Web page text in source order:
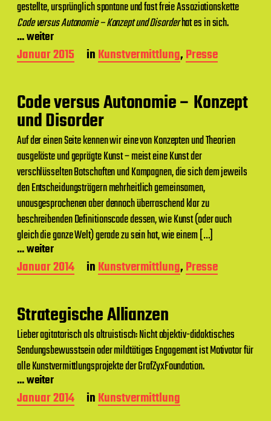
a
t
u
m
gestellte, ursprünglich spontane und fast freie Assoziationskette
Code versus Autonomie – Konzept und Disorderhat es in sich.
... weiter
B
e
t
r
a
g
s
d
a
t
u
m
Januar 2015 inKunstvermittlung,Presse
Code versus Autonomie – Konzept
und Disorder
Auf der einen Seite kennen wir eine von Konzepten und Theorien
ausgelöste und geprägte Kunst – meist eine Kunst der
verschlüsselten Botschaften und Kampagnen, die sich dem jeweils
den Entscheidungsträgern mehrheitlich gemeinsamen,
unausgesprochenen aber dennoch überraschend klar zu
beschreibenden Definitionscode dessen, wie Kunst (oder auch
gleich die ganze Welt) gerade zu sein hat, wie einem […]
... weiter
B
e
t
r
a
g
s
d
t
u
Januar 2014 inKunstvermittlung,Presse
Strategische Allianzen
Lieber agitatorisch als altruistisch: Nicht objektiv-didaktisches
Sendungsbewusstsein oder mildtätiges Engagement ist Motivator für
alle Kunstvermittlungsprojekte der GrafZyxFoundation.
... weiter
B
e
Januar 2014 inKunstvermittlung